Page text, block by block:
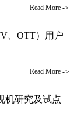
Read More ->
、OTT）用户
Read More ->
机研究及试点